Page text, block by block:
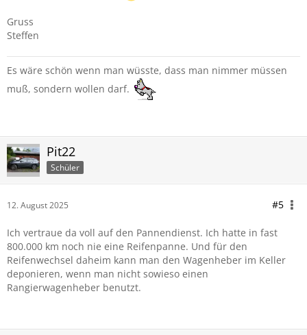
Gruss
Steffen
Es wäre schön wenn man wüsste, dass man nimmer müssen
muß, sondern wollen darf.
Pit22
Schüler
12. August 2025 #5
Ich vertraue da voll auf den Pannendienst. Ich hatte in fast
800.000 km noch nie eine Reifenpanne. Und für den
Reifenwechsel daheim kann man den Wagenheber im Keller
deponieren, wenn man nicht sowieso einen
Rangierwagenheber benutzt.